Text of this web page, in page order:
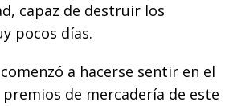
capaz de destruir los
pocos días.
a hacerse sentir en el
de mercadería de este